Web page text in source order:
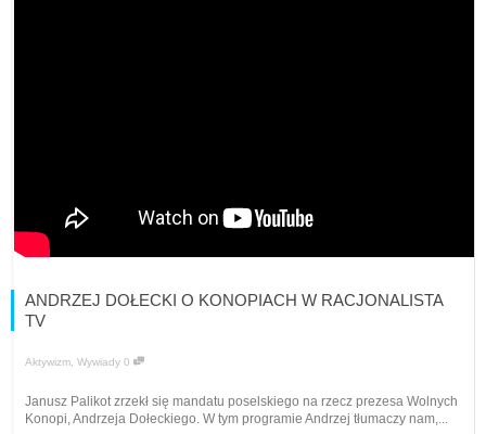
ANDRZEJ DOŁECKI O KONOPIACH W RACJONALISTA
TV
Aktywizm Wywiady 0
Janusz Palikot zrzekł się mandatu poselskiego na rzecz prezesa Wolnych
Konopi, Andrzeja Dołeckiego. W tym programie Andrzej tłumaczy nam,...